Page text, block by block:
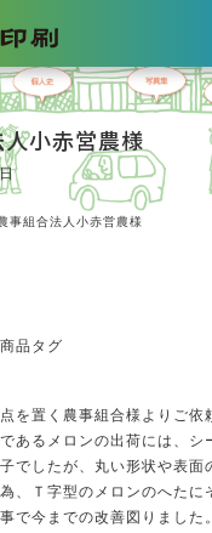
小赤営農様
事組合法人小赤営農様
品タグ
を置く農事組合様よりご依
あるメロンの出荷には、シ
でしたが、丸い形状や表面
、Ｔ字型のメロンのへたに
で今までの改善図りました